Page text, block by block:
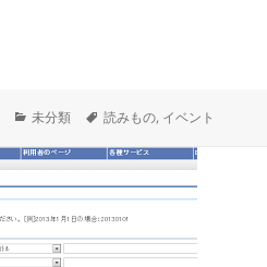
カ
ゴ
リ
ー
未分類
タ
読みもの, イベント